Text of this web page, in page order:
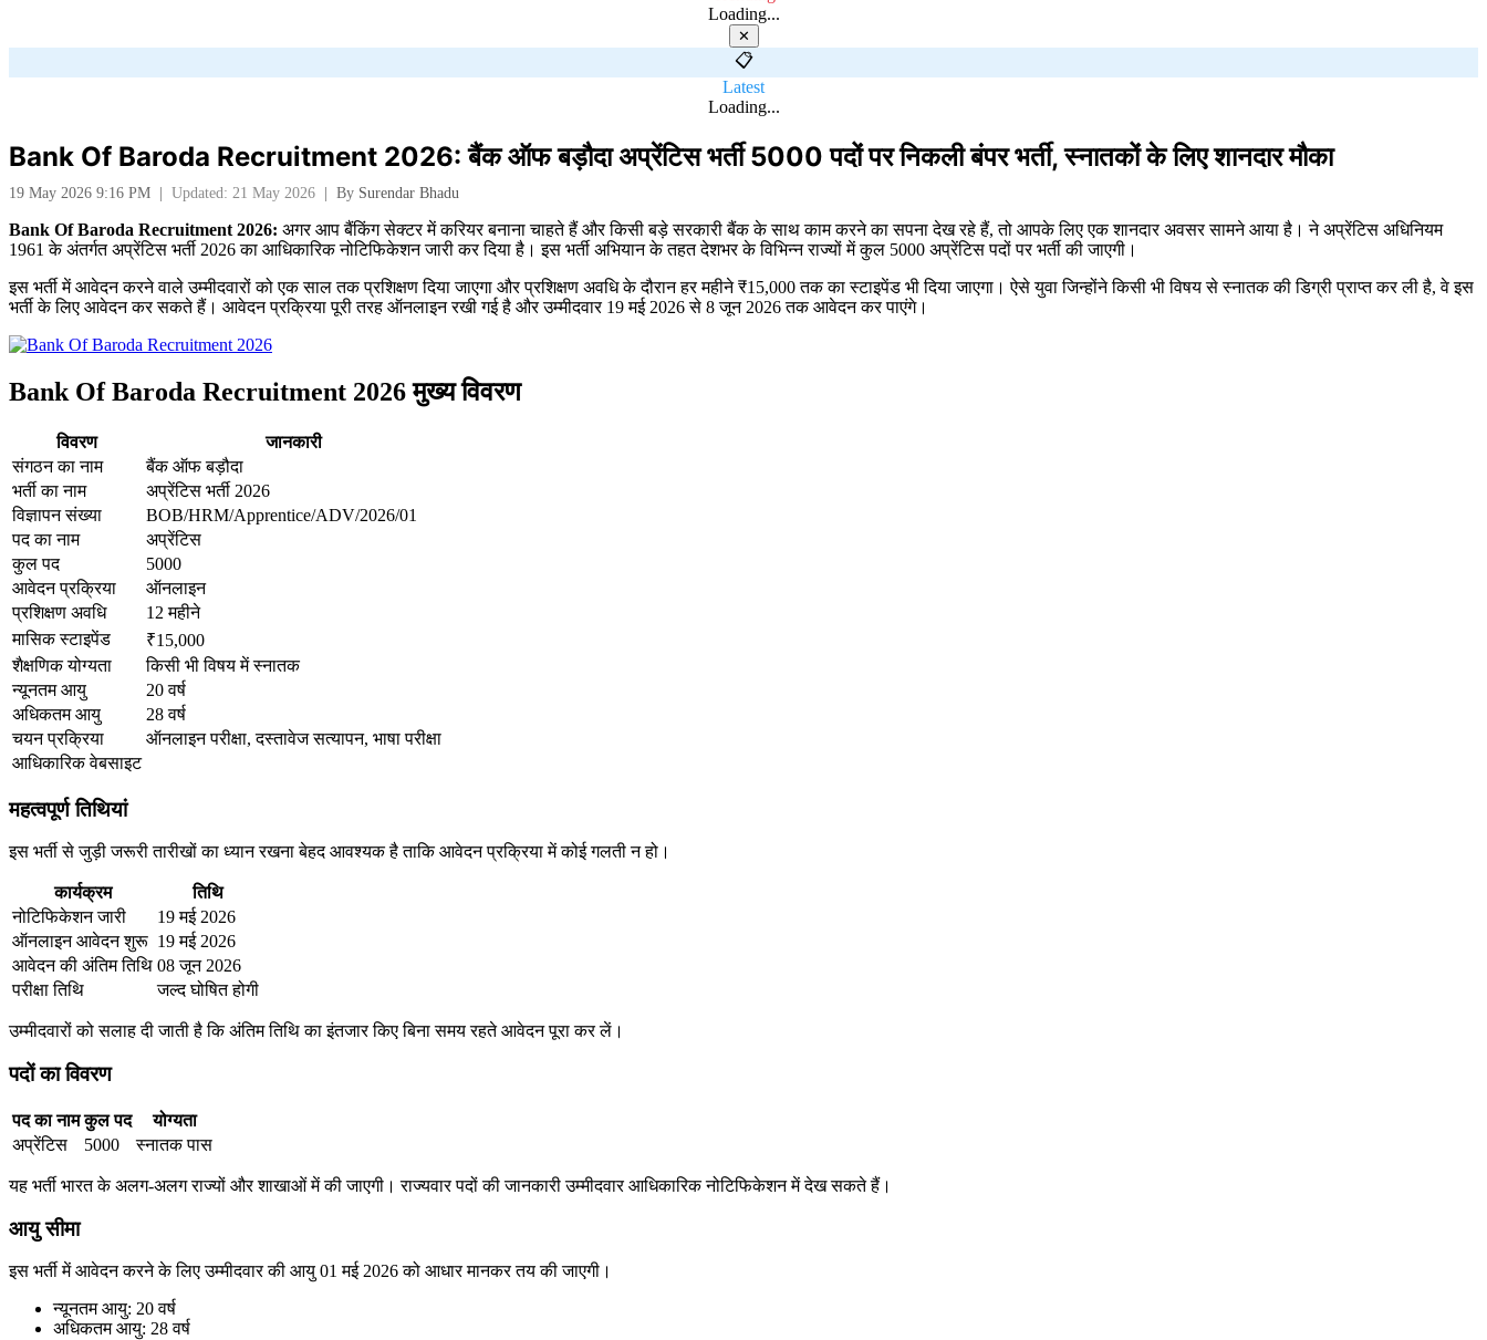
Loading...
✕
📋
Latest
Loading...
Bank Of Baroda Recruitment 2026: बैंक ऑफ बड़ौदा अप्रेंटिस भर्ती 5000 पदों पर निकली बंपर भर्ती, स्नातकों के लिए शानदार मौका
19 May 2026 9:16 PM | Updated: 21 May 2026 | By Surendar Bhadu
Bank Of Baroda Recruitment 2026: अगर आप बैंकिंग सेक्टर में करियर बनाना चाहते हैं और किसी बड़े सरकारी बैंक के साथ काम करने का सपना देख रहे हैं, तो आपके लिए एक शानदार अवसर सामने आया है। ने अप्रेंटिस अधिनियम
1961 के अंतर्गत अप्रेंटिस भर्ती 2026 का आधिकारिक नोटिफिकेशन जारी कर दिया है। इस भर्ती अभियान के तहत देशभर के विभिन्न राज्यों में कुल 5000 अप्रेंटिस पदों पर भर्ती की जाएगी।
इस भर्ती में आवेदन करने वाले उम्मीदवारों को एक साल तक प्रशिक्षण दिया जाएगा और प्रशिक्षण अवधि के दौरान हर महीने ₹15,000 तक का स्टाइपेंड भी दिया जाएगा। ऐसे युवा जिन्होंने किसी भी विषय से स्नातक की डिग्री प्राप्त कर ली है, वे इस
भर्ती के लिए आवेदन कर सकते हैं। आवेदन प्रक्रिया पूरी तरह ऑनलाइन रखी गई है और उम्मीदवार 19 मई 2026 से 8 जून 2026 तक आवेदन कर पाएंगे।
Bank Of Baroda Recruitment 2026 मुख्य विवरण
विवरण
जानकारी
संगठन का नाम
बैंक ऑफ बड़ौदा
भर्ती का नाम
अप्रेंटिस भर्ती 2026
विज्ञापन संख्या
BOB/HRM/Apprentice/ADV/2026/01
पद का नाम
अप्रेंटिस
कुल पद
5000
आवेदन प्रक्रिया
ऑनलाइन
प्रशिक्षण अवधि
12 महीने
मासिक स्टाइपेंड
₹15,000
शैक्षणिक योग्यता
किसी भी विषय में स्नातक
न्यूनतम आयु
20 वर्ष
अधिकतम आयु
28 वर्ष
चयन प्रक्रिया
ऑनलाइन परीक्षा, दस्तावेज सत्यापन, भाषा परीक्षा
आधिकारिक वेबसाइट
महत्वपूर्ण तिथियां
इस भर्ती से जुड़ी जरूरी तारीखों का ध्यान रखना बेहद आवश्यक है ताकि आवेदन प्रक्रिया में कोई गलती न हो।
कार्यक्रम
तिथि
नोटिफिकेशन जारी
19 मई 2026
ऑनलाइन आवेदन शुरू 19 मई 2026
आवेदन की अंतिम तिथि 08 जून 2026
परीक्षा तिथि
जल्द घोषित होगी
उम्मीदवारों को सलाह दी जाती है कि अंतिम तिथि का इंतजार किए बिना समय रहते आवेदन पूरा कर लें।
पदों का विवरण
पद का नाम कुल पद
योग्यता
अप्रेंटिस
5000 स्नातक पास
यह भर्ती भारत के अलग-अलग राज्यों और शाखाओं में की जाएगी। राज्यवार पदों की जानकारी उम्मीदवार आधिकारिक नोटिफिकेशन में देख सकते हैं।
आयु सीमा
इस भर्ती में आवेदन करने के लिए उम्मीदवार की आयु 01 मई 2026 को आधार मानकर तय की जाएगी।
न्यूनतम आयु: 20 वर्ष
अधिकतम आयु: 28 वर्ष